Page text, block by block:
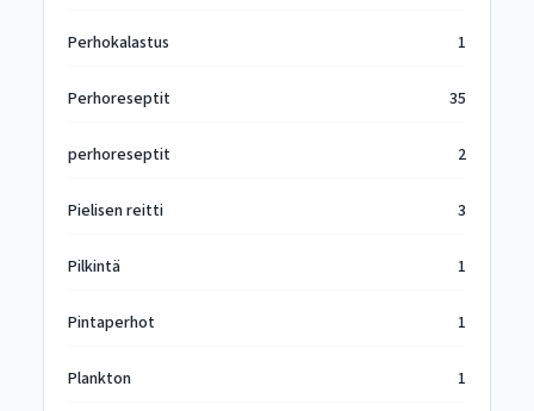
Perhokalastus 1
Perhoreseptit 35
perhoreseptit 2
Pielisen reitti 3
Pilkintä 1
Pintaperhot 1
Plankton 1